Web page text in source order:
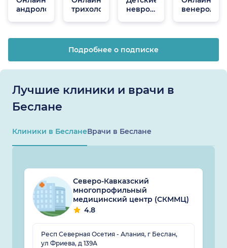
андрологи
трихологи
неврологи
венерологи
Подробнее о подписке
Лучшие клиники и врачи в
Беслане
Клиники в БесланеВрачи в Беслане
Северо-Кавказский
многопрофильный
медицинский центр (СКММЦ)
4.8
Респ Северная Осетия - Алания, г Беслан,
ул Фриева, д 139А